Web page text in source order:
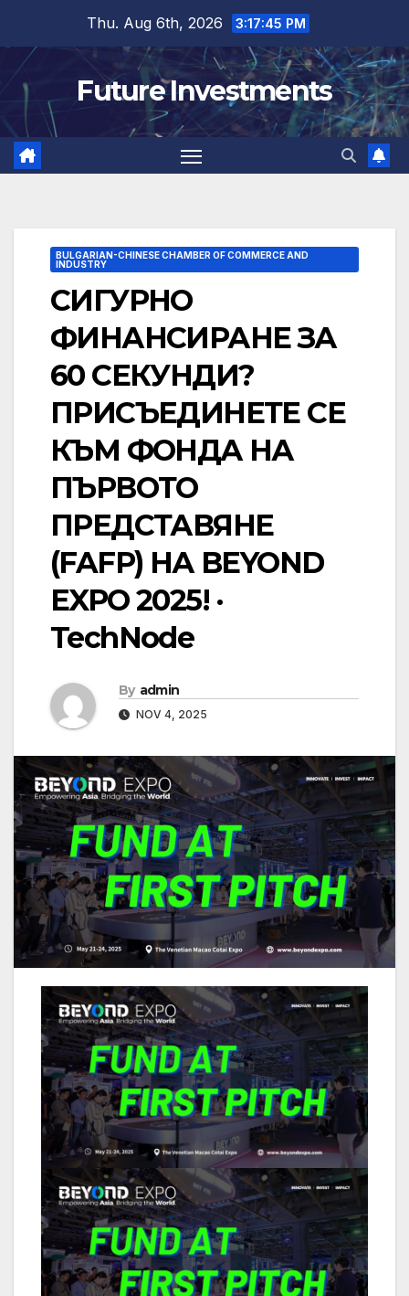
content
Thu. Aug 6th, 2026 3:17:46 PM
Future Investments
BULGARIAN-CHINESE CHAMBER OF COMMERCE AND
INDUSTRY
СИГУРНО
ФИНАНСИРАНЕ ЗА
60 СЕКУНДИ?
ПРИСЪЕДИНЕТЕ СЕ
КЪМ ФОНДА НА
ПЪРВОТО
ПРЕДСТАВЯНЕ
(FAFP) НА BEYOND
EXPO 2025! ·
TechNode
By admin
NOV 4, 2025